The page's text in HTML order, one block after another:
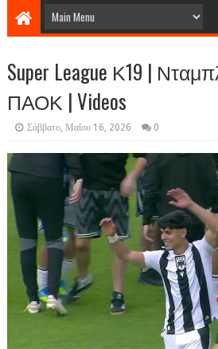
Super League Κ19 |
ΠΑΟΚ | Videos
Σάββατο, Μαΐου 16, 2026 0